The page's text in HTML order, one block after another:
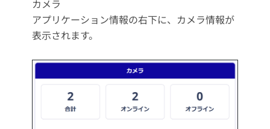
カメラ
アプリケーション情報の右下に、カメラ情報が
表示されます。